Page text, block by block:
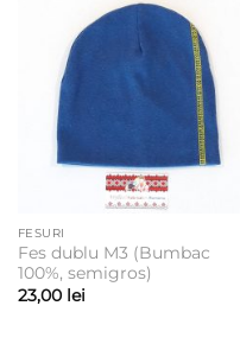
FESURI
Fes dublu M3 (Bumbac
100%, semigros)
23,00 lei